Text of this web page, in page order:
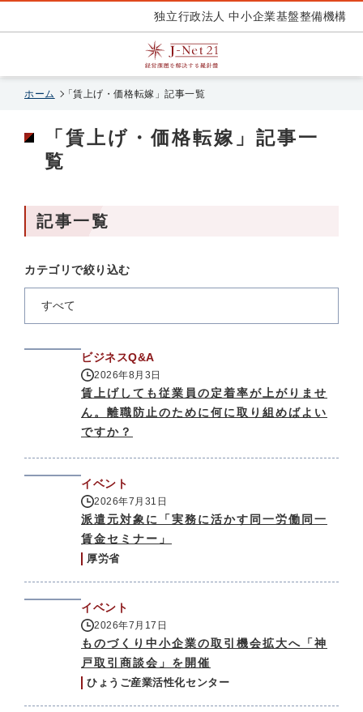
独立行政法人 中小企業基盤整備機構
ホーム 「賃上げ・価格転嫁」記事一覧
「賃上げ・価格転嫁」記事一
覧
記事一覧
カテゴリで絞り込む
カテゴリで絞り込む
すべて
ビジネスQ&A
2026年8月3日
賃上げしても従業員の定着率が上がりませ
ん。離職防止のために何に取り組めばよい
ですか？
イベント
2026年7月31日
派遣元対象に「実務に活かす同一労働同一
賃金セミナー」
厚労省
イベント
2026年7月17日
ものづくり中小企業の取引機会拡大へ「神
戸取引商談会」を開催
ひょうご産業活性化センター